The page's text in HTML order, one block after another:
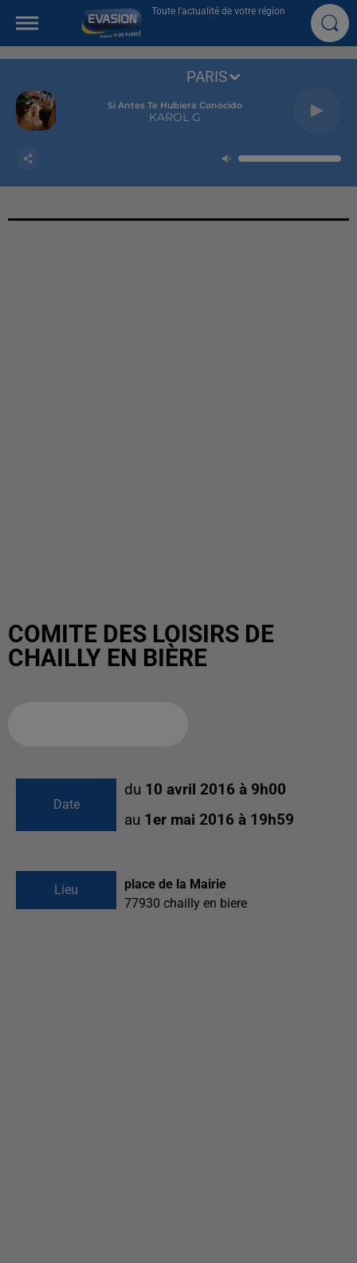
Toute l'actualité de votre région
Si Antes Te Hubiera Conocido
KAROL G
PARIS
COMITE DES LOISIRS DE
CHAILLY EN BIÈRE
Date
du 10 avril 2016 à 9h00
au 1er mai 2016 à 19h59
Lieu
place de la Mairie
77930 chailly en biere